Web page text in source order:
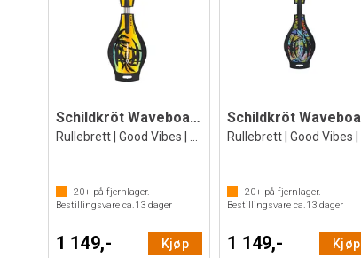
Schildkröt Waveboard Ocean Drive
20+ på fjernlager.
Bestillingsvare ca.13 dager
1 149,- Kjøp
20+ på fjernlager.
Bestillingsvare ca.13 dager
1 149,- Kjøp